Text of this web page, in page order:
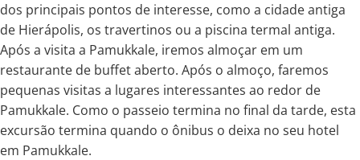
dos principais pontos de interesse, como a cidade antiga
de Hierápolis, os travertinos ou a piscina termal antiga.
Após a visita a Pamukkale, iremos almoçar em um
restaurante de buffet aberto. Após o almoço, faremos
pequenas visitas a lugares interessantes ao redor de
Pamukkale. Como o passeio termina no final da tarde, esta
excursão termina quando o ônibus o deixa no seu hotel
em Pamukkale.